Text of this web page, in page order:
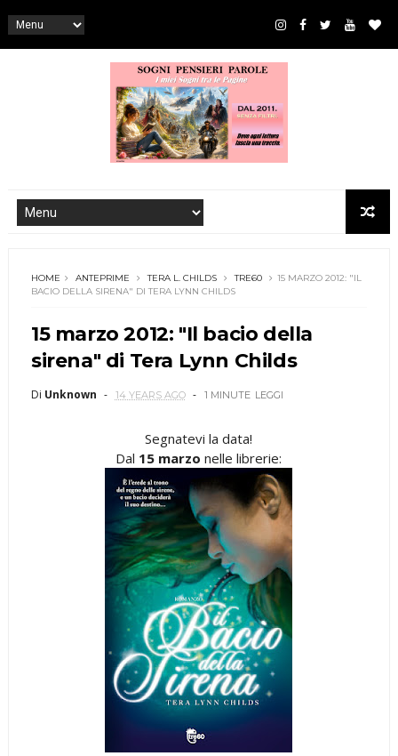
HOME ANTEPRIME TERA L. CHILDS TRE60
15 MARZO 2012: "IL
BACIO DELLA SIRENA" DI TERA LYNN CHILDS
15 marzo 2012: "Il bacio della
sirena" di Tera Lynn Childs
Di Unknown 14 YEARS AGO 1 MINUTE LEGGI
Segnatevi la data!
Dal 15 marzo nelle librerie: